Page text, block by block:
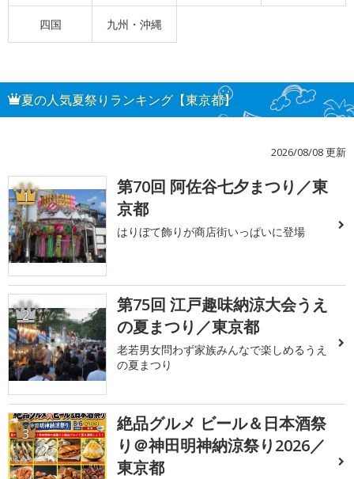
四国 九州・沖縄
夏の人気夏祭りランキング【東京都】
2026/08/08 更新
1
第70回 阿佐谷七夕まつり／東
京都
はりぼて飾りが商店街いっぱいに登場
2
第75回 江戸趣味納涼大会うえ
の夏まつり／東京都
老若男女問わず家族みんなで楽しめるうえ
の夏まつり
3
絶品グルメ ビール＆日本酒祭
り＠神田明神納涼祭り2026／
東京都